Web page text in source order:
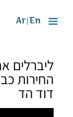
En
Ar
ליברלים
החירות
דוד הד